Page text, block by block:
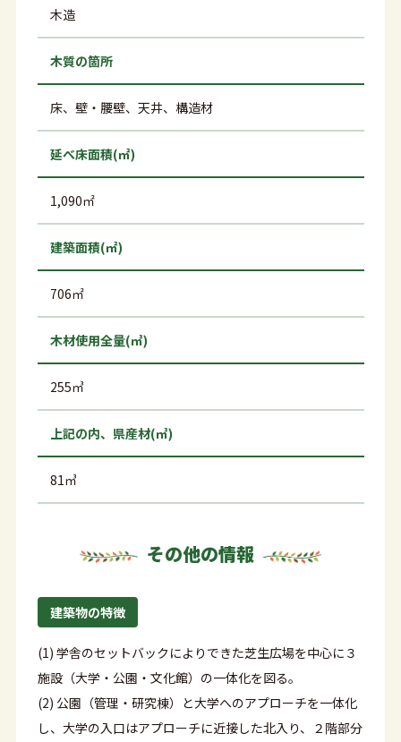
木造
木質の箇所
床、壁・腰壁、天井、構造材
延べ床面積(㎡)
1,090㎡
建築面積(㎡)
706㎡
木材使用全量(㎥)
255㎥
上記の内、県産材(㎥)
81㎥
その他の情報
建築物の特徴
(1) 学舎のセットバックによりできた芝生広場を中心に３
施設（大学・公園・文化館）の一体化を図る。
(2) 公園（管理・研究棟）と大学へのアプローチを一体化
し、大学の入口はアプローチに近接した北入り、２階部分